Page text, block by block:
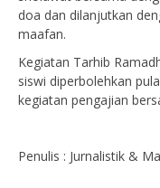
doa dan dilanjutkan
maafan.
Kegiatan Tarhib
siswi diperbolehkan
kegiatan pengajian
Penulis : Jurnalistik &